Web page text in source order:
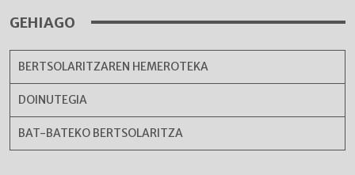
GEHIAGO
BERTSOLARITZAREN HEMEROTEKA
DOINUTEGIA
BAT-BATEKO BERTSOLARITZA